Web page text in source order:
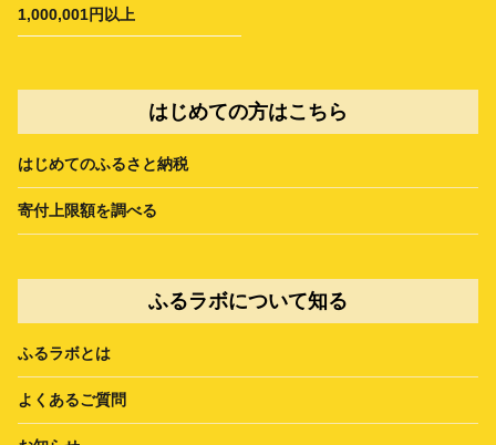
1,000,001円以上
はじめての方はこちら
はじめてのふるさと納税
寄付上限額を調べる
ふるラボについて知る
ふるラボとは
よくあるご質問